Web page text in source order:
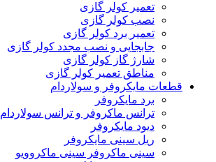
تعمیر کولر گازی
نصب کولر گازی
تعمیر برد کولر گازی
جابجایی و نصب مجدد کولر گازی
شارژ گاز کولر گازی
مناطق تعمیر کولر گازی
قطعات مایکروفر و سولاردام
برد مایکروفر
ترانس ماکروفر و ترانس سولاردام
دیود مایکروفر
ریل سینی مایکروفر
سینی ماکروفر سینی ماکروویو